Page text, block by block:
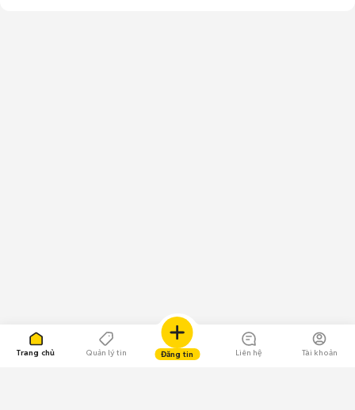
Trang chủ Quản lý tin Đăng tin Liên hệ Tài khoản